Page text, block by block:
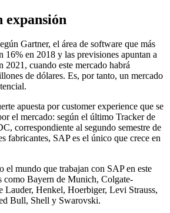
expansión
Gartner, el área de software que más
16% en 2018 y las previsiones apuntan a
2021, cuando este mercado habrá
de dólares. Es, por tanto, un mercado
apuesta por customer experience que se
el mercado: según el último Tracker de
correspondiente al segundo semestre de
fabricantes, SAP es el único que crece en
el mundo que trabajan con SAP en este
como Bayern de Munich, Colgate-
Lauder, Henkel, Hoerbiger, Levi Strauss,
Bull, Shell y Swarovski.